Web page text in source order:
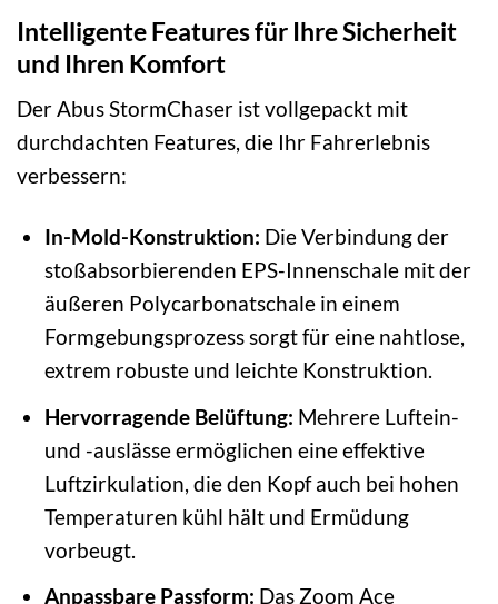
Intelligente Features für Ihre Sicherheit
und Ihren Komfort
Der Abus StormChaser ist vollgepackt mit
durchdachten Features, die Ihr Fahrerlebnis
verbessern:
In-Mold-Konstruktion: Die Verbindung der
stoßabsorbierenden EPS-Innenschale mit der
äußeren Polycarbonatschale in einem
Formgebungsprozess sorgt für eine nahtlose,
extrem robuste und leichte Konstruktion.
Hervorragende Belüftung: Mehrere Luftein-
und -auslässe ermöglichen eine effektive
Luftzirkulation, die den Kopf auch bei hohen
Temperaturen kühl hält und Ermüdung
vorbeugt.
Anpassbare Passform: Das Zoom Ace